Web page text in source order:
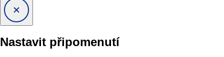
Nastavit připomenutí